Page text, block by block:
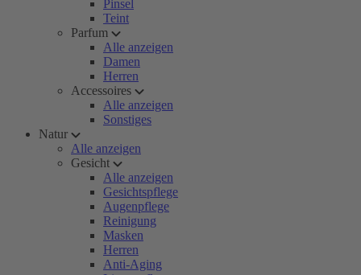
Pinsel
Teint
Parfum
Alle anzeigen
Damen
Herren
Accessoires
Alle anzeigen
Sonstiges
Natur
Alle anzeigen
Gesicht
Alle anzeigen
Gesichtspflege
Augenpflege
Reinigung
Masken
Herren
Anti-Aging